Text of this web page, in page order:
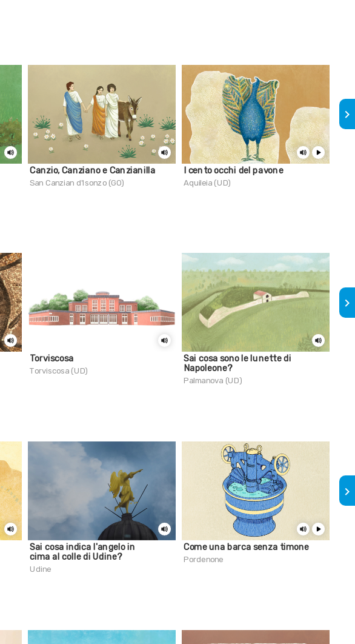
Canzio, Canziano e Canzianilla
San Canzian d'Isonzo (GO)
I cento occhi del pavone
Aquileia (UD)
keyboard_arrow_right
Torviscosa
Torviscosa (UD)
Sai cosa sono le lunette di
Napoleone?
Palmanova (UD)
keyboard_arrow_right
Sai cosa indica l'angelo in
cima al colle di Udine?
Udine
Come una barca senza timone
Pordenone
keyboard_arrow_right